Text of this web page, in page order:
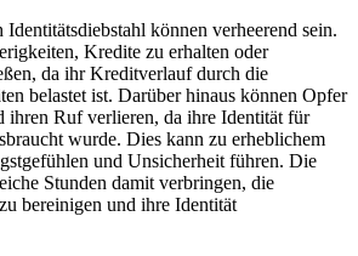
können verheerend sein.
Kredite⁢ zu erhalten oder
⁣da ihr Kreditverlauf durch die
belastet ist. Darüber‍ hinaus können Opfer
ihren Ruf verlieren, da ihre ​Identität für
wurde. Dies ‌kann zu erheblichem
und Unsicherheit führen. ⁢Die
Stunden damit​ verbringen, die
bereinigen und ihre Identität